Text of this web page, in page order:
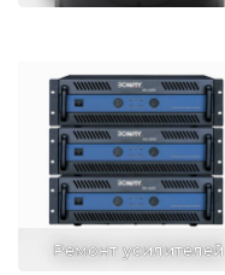
Ремонт усилителей